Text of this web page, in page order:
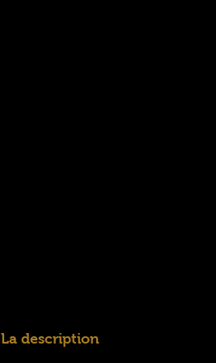
La description